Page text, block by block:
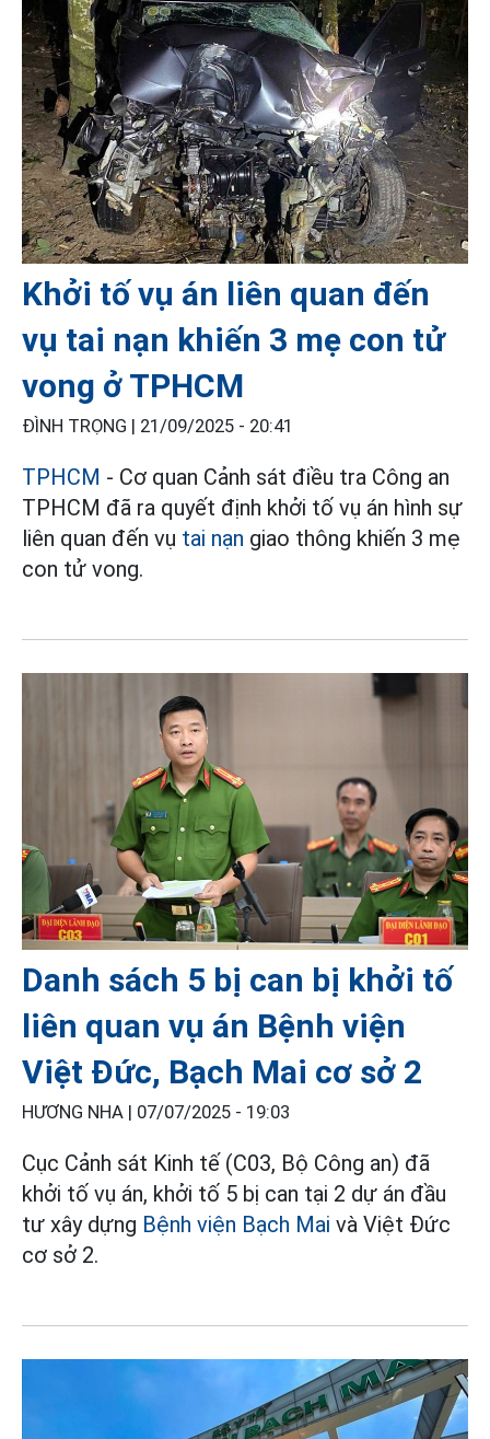
Khởi tố vụ án liên quan đến
vụ tai nạn khiến 3 mẹ con tử
vong ở TPHCM
ĐÌNH TRỌNG | 21/09/2025 - 20:41
TPHCM - Cơ quan Cảnh sát điều tra Công an
TPHCM đã ra quyết định khởi tố vụ án hình sự
liên quan đến vụ tai nạn giao thông khiến 3 mẹ
con tử vong.
Danh sách 5 bị can bị khởi tố
liên quan vụ án Bệnh viện
Việt Đức, Bạch Mai cơ sở 2
HƯƠNG NHA | 07/07/2025 - 19:03
Cục Cảnh sát Kinh tế (C03, Bộ Công an) đã
khởi tố vụ án, khởi tố 5 bị can tại 2 dự án đầu
tư xây dựng Bệnh viện Bạch Mai và Việt Đức
cơ sở 2.